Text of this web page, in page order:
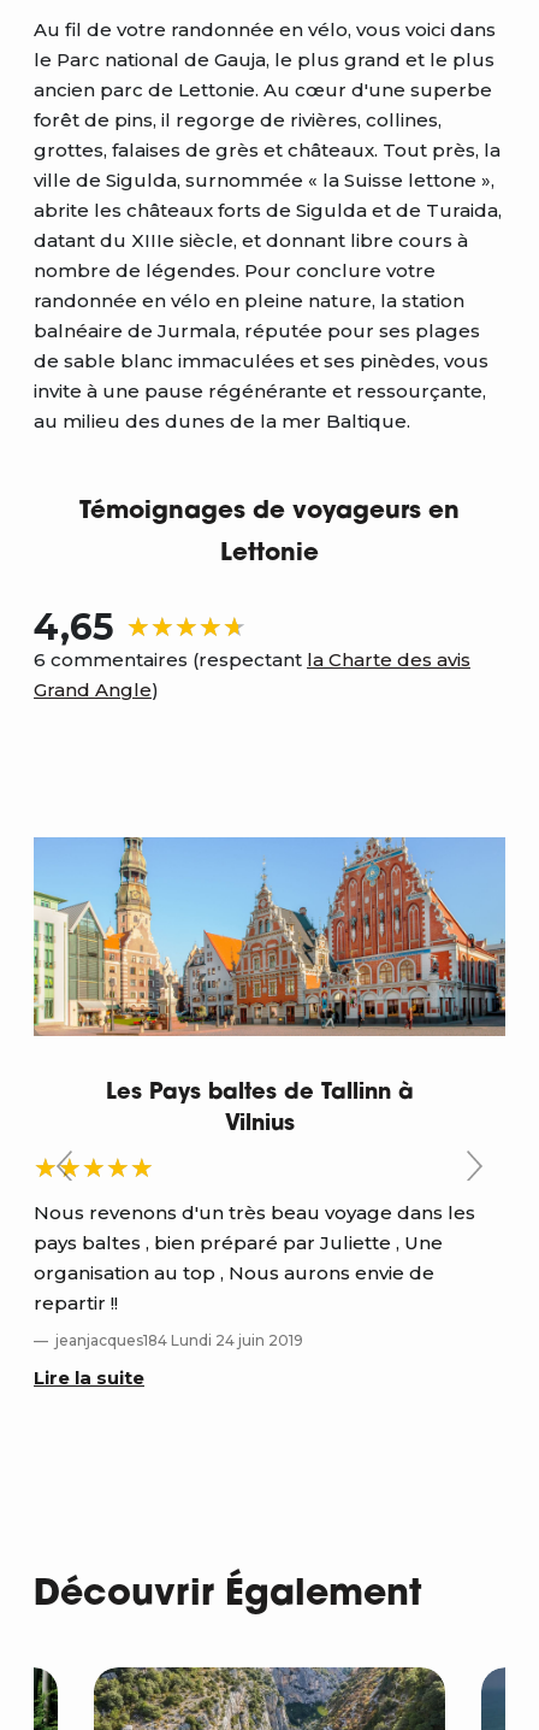
Au fil de votre randonnée en vélo, vous voici dans
le Parc national de Gauja, le plus grand et le plus
ancien parc de Lettonie. Au cœur d'une superbe
forêt de pins, il regorge de rivières, collines,
grottes, falaises de grès et châteaux. Tout près, la
ville de Sigulda, surnommée « la Suisse lettone »,
abrite les châteaux forts de Sigulda et de Turaida,
datant du XIIIe siècle, et donnant libre cours à
nombre de légendes. Pour conclure votre
randonnée en vélo en pleine nature, la station
balnéaire de Jurmala, réputée pour ses plages
de sable blanc immaculées et ses pinèdes, vous
invite à une pause régénérante et ressourçante,
au milieu des dunes de la mer Baltique.
Témoignages de voyageurs en
Lettonie
4,65
6 commentaires (respectant la Charte des avis
Grand Angle)
Les Pays baltes de Tallinn à
Vilnius
Nous revenons d'un très beau voyage dans les
pays baltes , bien préparé par Juliette , Une
organisation au top , Nous aurons envie de
repartir !!
jeanjacques184 Lundi 24 juin 2019
Lire la suite
Découvrir Également